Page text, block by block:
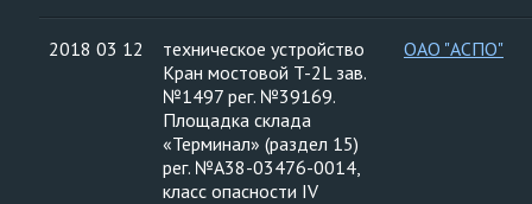
2018 03 12
техническое устройство
Кран мостовой T-2L зав.
№1497 рег. №39169.
Площадка склада
«Терминал» (раздел 15)
рег. №А38-03476-0014,
класс опасности IV
ОАО "АСПО"